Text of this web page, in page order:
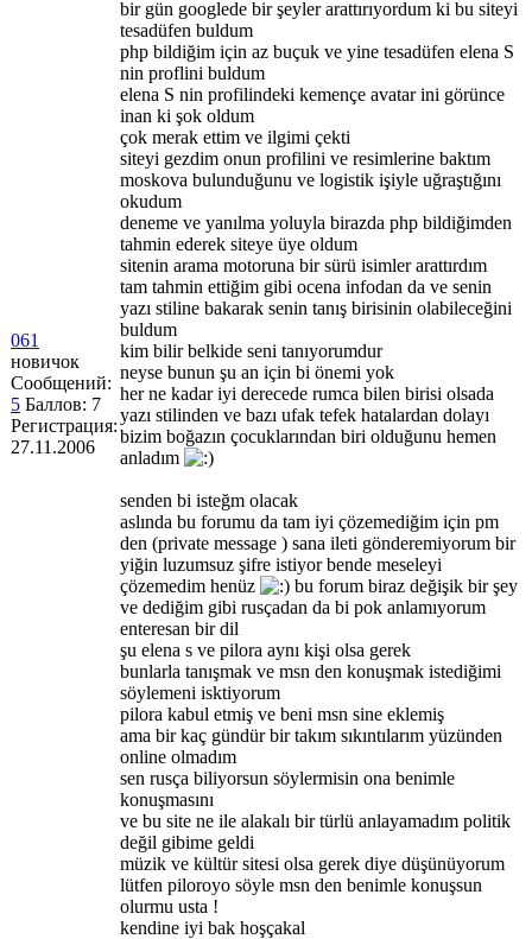
061
новичок
Сообщений:
5 Баллов: 7
Регистрация:
27.11.2006
bir gün googlede bir şeyler arattırıyordum ki bu siteyi
tesadüfen buldum
php bildiğim için az buçuk ve yine tesadüfen elena S
nin proflini buldum
elena S nin profilindeki kemençe avatar ini görünce
inan ki şok oldum
çok merak ettim ve ilgimi çekti
siteyi gezdim onun profilini ve resimlerine baktım
moskova bulunduğunu ve logistik işiyle uğraştığını
okudum
deneme ve yanılma yoluyla birazda php bildiğimden
tahmin ederek siteye üye oldum
sitenin arama motoruna bir sürü isimler arattırdım
tam tahmin ettiğim gibi ocena infodan da ve senin
yazı stiline bakarak senin tanış birisinin olabileceğini
buldum
kim bilir belkide seni tanıyorumdur
neyse bunun şu an için bi önemi yok
her ne kadar iyi derecede rumca bilen birisi olsada
yazı stilinden ve bazı ufak tefek hatalardan dolayı
bizim boğazın çocuklarından biri olduğunu hemen
anladım
senden bi isteğm olacak
aslında bu forumu da tam iyi çözemediğim için pm
den (private message ) sana ileti gönderemiyorum bir
yiğin luzumsuz şifre istiyor bende meseleyi
çözemedim henüz
bu forum biraz değişik bir şey
ve dediğim gibi rusçadan da bi pok anlamıyorum
enteresan bir dil
şu elena s ve pilora aynı kişi olsa gerek
bunlarla tanışmak ve msn den konuşmak istediğimi
söylemeni isktiyorum
pilora kabul etmiş ve beni msn sine eklemiş
ama bir kaç gündür bir takım sıkıntılarım yüzünden
online olmadım
sen rusça biliyorsun söylermisin ona benimle
konuşmasını
ve bu site ne ile alakalı bir türlü anlayamadım politik
değil gibime geldi
müzik ve kültür sitesi olsa gerek diye düşünüyorum
lütfen piloroyo söyle msn den benimle konuşsun
olurmu usta !
kendine iyi bak hoşçakal